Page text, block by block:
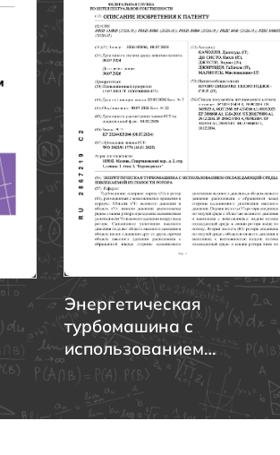
Энергетическая
турбомашина с
использованием
охлаждающей среды,
извлекаемой из полости
ротора